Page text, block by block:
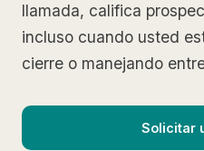
llamada, califica
incluso cuando usted
cierre o manejando
Solicitar